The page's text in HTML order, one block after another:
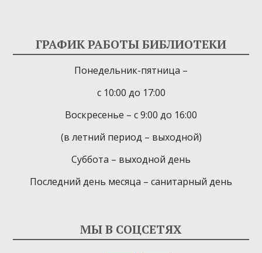
ГРАФИК РАБОТЫ БИБЛИОТЕКИ
Понедельник-пятница –
с 10:00 до 17:00
Воскресенье – с 9:00 до 16:00
(в летний период – выходной)
Суббота – выходной день
Последний день месяца – санитарный день
МЫ В СОЦСЕТЯХ